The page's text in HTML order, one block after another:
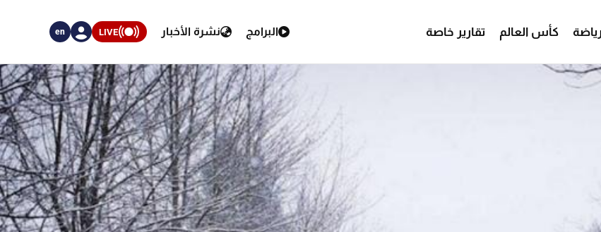
رياضة كأس العالم تقارير خاصة البرامج نشرة الأخبار LIVE
en